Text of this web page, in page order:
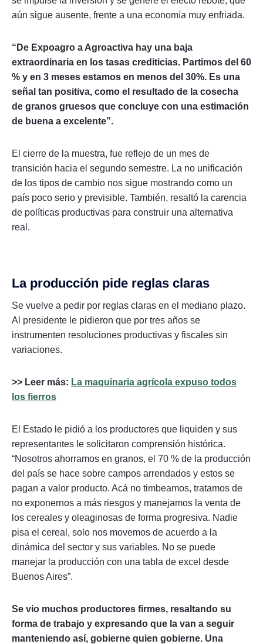
aún sigue ausente, frente a una economía muy enfriada.
“De Expoagro a Agroactiva hay una baja
extraordinaria en los tasas crediticias. Partimos del 60
% y en 3 meses estamos en menos del 30%. Es una
señal tan positiva, como el resultado de la cosecha
de granos gruesos que concluye con una estimación
de buena a excelente”.
El cierre de la muestra, fue reflejo de un mes de
transición hacia el segundo semestre. La no unificación
de los tipos de cambio nos sigue mostrando como un
país poco serio y previsible. También, resaltó la carencia
de políticas productivas para construir una alternativa
real.
La producción pide reglas claras
Se vuelve a pedir por reglas claras en el mediano plazo.
Al presidente le pidieron que por tres años se
instrumenten resoluciones productivas y fiscales sin
variaciones.
>> Leer más: La maquinaria agrícola expuso todos
los fierros
El Estado le pidió a los productores que liquiden y sus
representantes le solicitaron comprensión histórica.
“Nosotros ahorramos en granos, el 70 % de la producción
del país se hace sobre campos arrendados y estos se
pagan a valor producto. Acá no timbeamos, tratamos de
no exponernos a más riesgos y manejamos la venta de
los cereales y oleaginosas de forma progresiva. Nadie
pisa el cereal, solo nos movemos de acuerdo a la
dinámica del sector y sus variables. No se puede
manejar la producción con una tabla de excel desde
Buenos Aires”.
Se vio muchos productores firmes, resaltando su
forma de trabajo y expresando que la van a seguir
manteniendo así, gobierne quien gobierne. Una